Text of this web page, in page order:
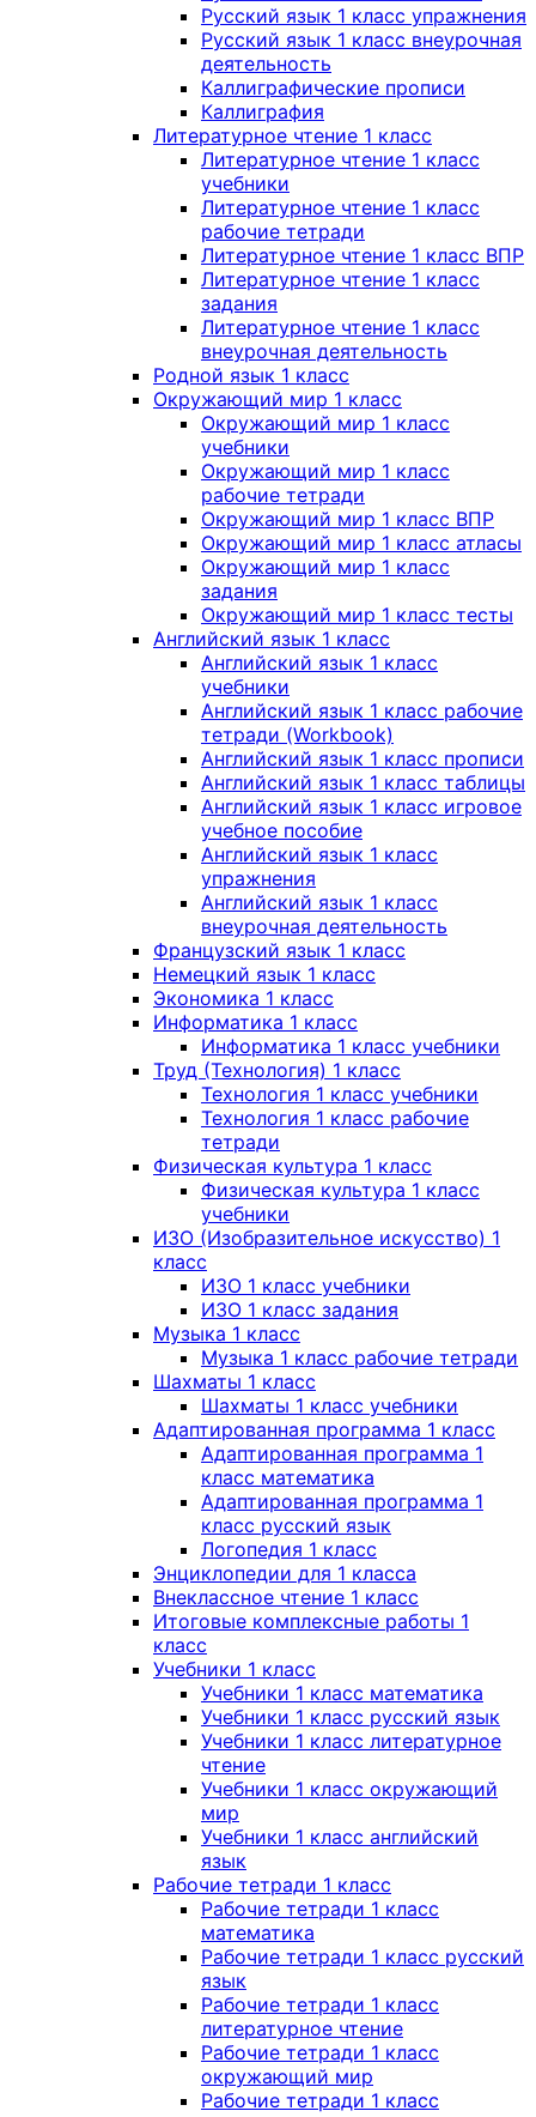
Русский язык 1 класс упражнения
Русский язык 1 класс внеурочная
деятельность
Каллиграфические прописи
Каллиграфия
Литературное чтение 1 класс
Литературное чтение 1 класс
учебники
Литературное чтение 1 класс
рабочие тетради
Литературное чтение 1 класс ВПР
Литературное чтение 1 класс
задания
Литературное чтение 1 класс
внеурочная деятельность
Родной язык 1 класс
Окружающий мир 1 класс
Окружающий мир 1 класс
учебники
Окружающий мир 1 класс
рабочие тетради
Окружающий мир 1 класс ВПР
Окружающий мир 1 класс атласы
Окружающий мир 1 класс
задания
Окружающий мир 1 класс тесты
Английский язык 1 класс
Английский язык 1 класс
учебники
Английский язык 1 класс рабочие
тетради (Workbook)
Английский язык 1 класс прописи
Английский язык 1 класс таблицы
Английский язык 1 класс игровое
учебное пособие
Английский язык 1 класс
упражнения
Английский язык 1 класс
внеурочная деятельность
Французский язык 1 класс
Немецкий язык 1 класс
Экономика 1 класс
Информатика 1 класс
Информатика 1 класс учебники
Труд (Технология) 1 класс
Технология 1 класс учебники
Технология 1 класс рабочие
тетради
Физическая культура 1 класс
Физическая культура 1 класс
учебники
ИЗО (Изобразительное искусство) 1
класс
ИЗО 1 класс учебники
ИЗО 1 класс задания
Музыка 1 класс
Музыка 1 класс рабочие тетради
Шахматы 1 класс
Шахматы 1 класс учебники
Адаптированная программа 1 класс
Адаптированная программа 1
класс математика
Адаптированная программа 1
класс русский язык
Логопедия 1 класс
Энциклопедии для 1 класса
Внеклассное чтение 1 класс
Итоговые комплексные работы 1
класс
Учебники 1 класс
Учебники 1 класс математика
Учебники 1 класс русский язык
Учебники 1 класс литературное
чтение
Учебники 1 класс окружающий
мир
Учебники 1 класс английский
язык
Рабочие тетради 1 класс
Рабочие тетради 1 класс
математика
Рабочие тетради 1 класс русский
язык
Рабочие тетради 1 класс
литературное чтение
Рабочие тетради 1 класс
окружающий мир
Рабочие тетради 1 класс